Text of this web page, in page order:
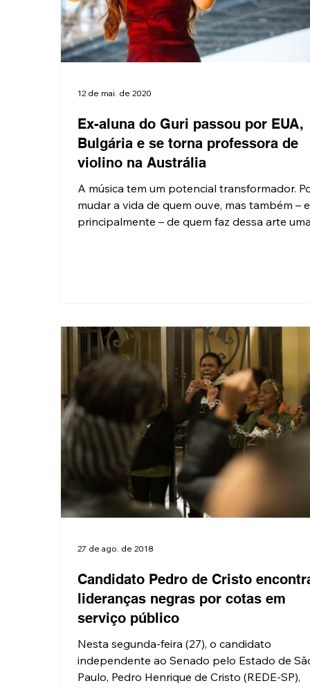
Ex-aluna do Guri passou por EUA,
Bulgária e se torna professora de
violino na Austrália
A música tem um potencial transformador.
mudar a vida de quem ouve, mas também – e
principalmente – de quem faz dessa arte
12 de mai. de 2020
Candidato Pedro de Cristo
lideranças negras por cotas em
serviço público
Nesta segunda-feira (27), o candidato
independente ao Senado pelo Estado de
Paulo, Pedro Henrique de Cristo (REDE-SP),
27 de ago. de 2018